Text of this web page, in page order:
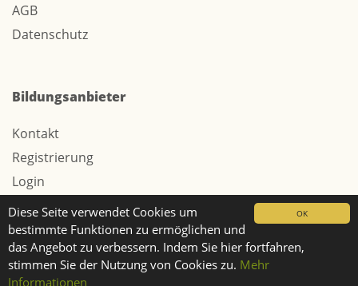
OK
Diese Seite verwendet Cookies um
bestimmte Funktionen zu ermöglichen und
das Angebot zu verbessern. Indem Sie hier fortfahren,
stimmen Sie der Nutzung von Cookies zu. Mehr
Informationen
AGB
Datenschutz
Bildungsanbieter
Kontakt
Registrierung
Login
Werbung / Tarife
© 2026 Webtech AG